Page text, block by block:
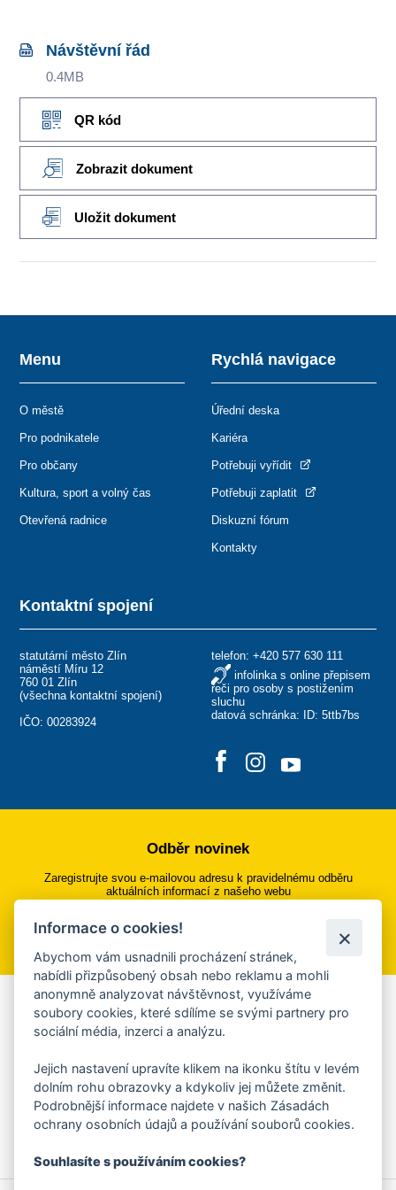
Návštěvní řád
0.4MB
QR kód
Zobrazit dokument
Uložit dokument
Kontaktní spojení
statutární město Zlín
náměstí Míru 12
760 01 Zlín
(všechna kontaktní spojení)
IČO: 00283924
telefon: +420 577 630 111
infolinka s online přepisem
řeči pro osoby s postižením
sluchu
datová schránka: ID: 5ttb7bs
Menu
O městě
Pro podnikatele
Pro občany
Kultura, sport a volný čas
Otevřená radnice
Rychlá navigace
Úřední deska
Kariéra
Potřebuji vyřídit
Potřebuji zaplatit
Diskuzní fórum
Kontakty
Odběr novinek
Zaregistrujte svou e-mailovou adresu k pravidelnému odběru
aktuálních informací z našeho webu
Přihlásit se k odběru
Aplikace Mobilní rozhlas
Chcete dostávat do svého mobilu či mailu upozornění na
ankety, pozvánky na kulturní a sportovní akce?
Více informací o aplikaci
Informace o cookies!
Abychom vám usnadnili procházení stránek,
nabídli přizpůsobený obsah nebo reklamu a mohli
anonymně analyzovat návštěvnost, využíváme
soubory cookies, které sdílíme se svými partnery pro
sociální média, inzerci a analýzu.
Jejich nastavení upravíte klikem na ikonku štítu v levém
dolním rohu obrazovky a kdykoliv jej můžete změnit.
Podrobnější informace najdete v našich Zásadách
ochrany osobních údajů a používání souborů cookies.
Souhlasíte s používáním cookies?